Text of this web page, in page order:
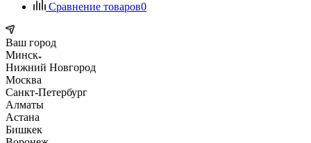
Сравнение товаров0
Ваш город
Минск
Нижний Новгород
Москва
Санкт-Петербург
Алматы
Астана
Бишкек